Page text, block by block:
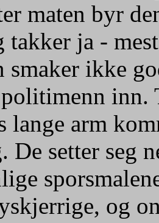
maten byr
takker ja -
smaker ikke
inn.
lange arm
De setter seg
og